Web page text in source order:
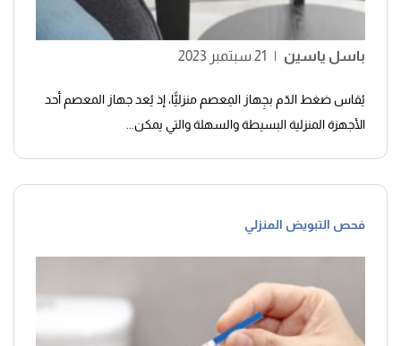
باسل ياسين | 21 سبتمبر 2023
يُقاس ضغط الدّم بجِهاز المِعصم منزليًّا، إذ يُعد جهاز المعصم أحد
الأجهزة المنزلية البسيطة والسهلة والتي يمكن...
فحص التبويض المنزلي